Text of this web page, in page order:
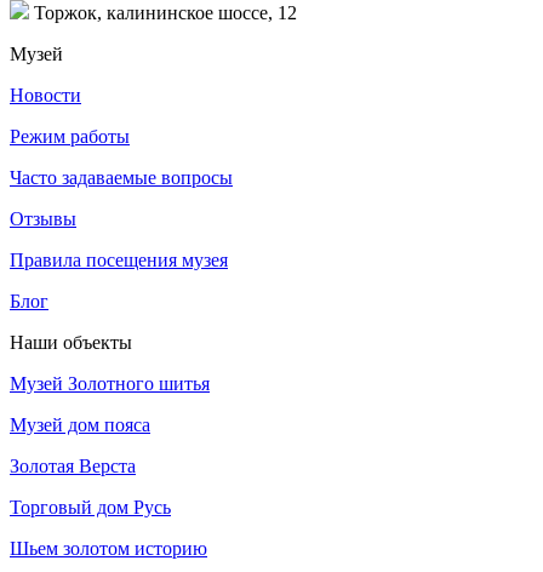
Торжок, калининское шоссе, 12
Музей
Новости
Режим работы
Часто задаваемые вопросы
Отзывы
Правила посещения музея
Блог
Наши объекты
Музей Золотного шитья
Музей дом пояса
Золотая Верста
Торговый дом Русь
Шьем золотом историю